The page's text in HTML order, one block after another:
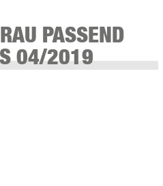
PASSEND
04/2019